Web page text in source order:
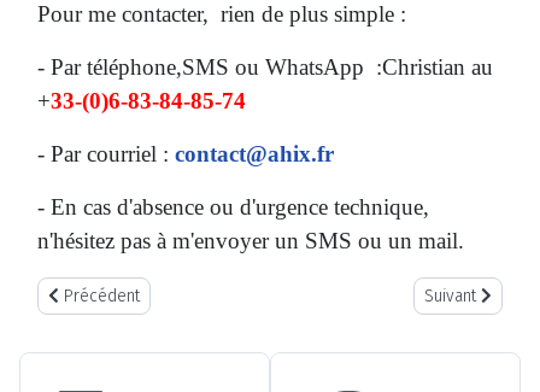
Pour me contacter, rien de plus simple :
- Par téléphone,SMS ou WhatsApp :Christian au
+33-(0)6-83-84-85-74
- Par courriel : contact@ahix.fr
- En cas d'absence ou d'urgence technique,
n'hésitez pas à m'envoyer un SMS ou un mail.
Article précédent : Qui sommes-nous?
Précédent Article suivant :
Suivant